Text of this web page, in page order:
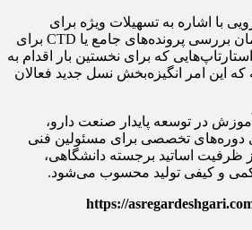
با اشاره به تسهیلات ویژه برای
شرکت‌های نوپا افزود: زمان بررسی پرونده‌های جامع یا CTD برای
که برای نخستین بار اقدام به
این امر انگیزه‌بخش نسل جدید فعالان
آموزش در توسعه پایدار صنعت دارو،
دوره‌های تخصصی برای مسئولین فنی
ظرفیت اساتید برجسته دانشگاهی،
و کیفی تولید محسوب می‌شود.
https://